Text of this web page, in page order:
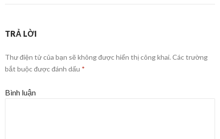
TRẢ LỜI
Thư điện tử của bạn sẽ không được hiển thị công khai. Các trường
bắt buộc được đánh dấu *
Bình luận